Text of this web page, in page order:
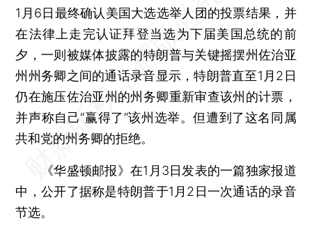
1月6日最终确认美国大选选举人团的投票结果，并
在法律上走完认证拜登当选为下届美国总统的前
夕，一则被媒体披露的特朗普与关键摇摆州佐治亚
州州务卿之间的通话录音显示，特朗普直至1月2日
仍在施压佐治亚州的州务卿重新审查该州的计票，
并声称自己“赢得了”该州选举。但遭到了这名同属
共和党的州务卿的拒绝。
《华盛顿邮报》在1月3日发表的一篇独家报道
中，公开了据称是特朗普于1月2日一次通话的录音
节选。